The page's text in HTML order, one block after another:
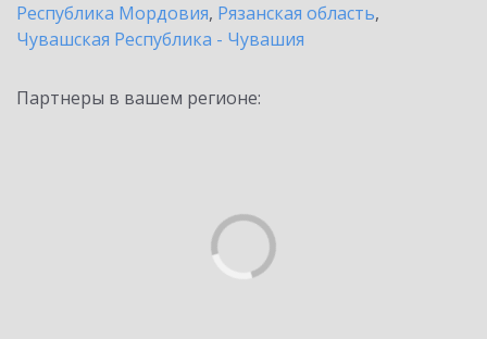
Республика Мордовия, Рязанская область,
Чувашская Республика - Чувашия
Партнеры в вашем регионе: